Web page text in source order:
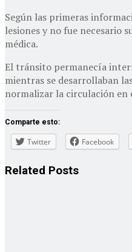
Según las primeras
lesiones y no fue necesario
médica.
El tránsito permanecía
mientras se desarrollaban
normalizar la circulación en
Comparte esto:
Twitter Facebook
Related Posts